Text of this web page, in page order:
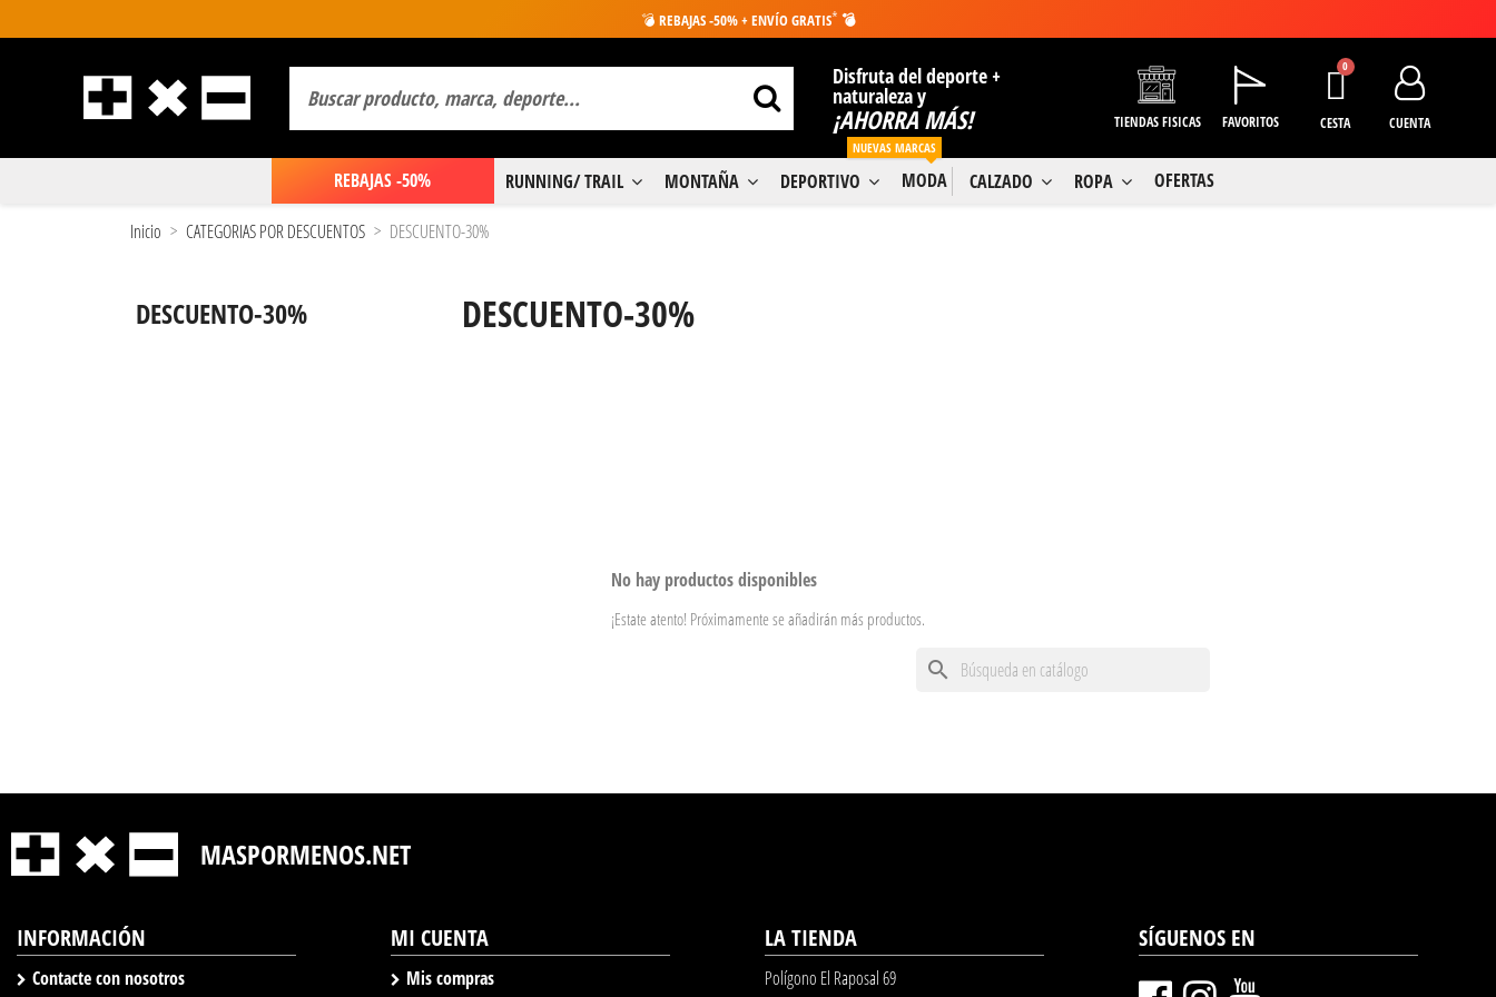
💣 REBAJAS -50% + ENVÍO GRATIS* 💣
Disfruta del deporte +
naturaleza y
¡AHORRA MÁS! TIENDAS FISICAS FAVORITOS CESTA CUENTA
REBAJAS -50% RUNNING/ TRAIL MONTAÑA DEPORTIVO MODA
NUEVAS MARCAS
CALZADO ROPA OFERTAS
Inicio CATEGORIAS POR DESCUENTOS DESCUENTO-30%
DESCUENTO-30% DESCUENTO-30%
No hay productos disponibles
¡Estate atento! Próximamente se añadirán más productos.
search
MASPORMENOS.NET
INFORMACIÓN
Contacte con nosotros
MI CUENTA
Mis compras
LA TIENDA
Polígono El Raposal 69
SÍGUENOS EN